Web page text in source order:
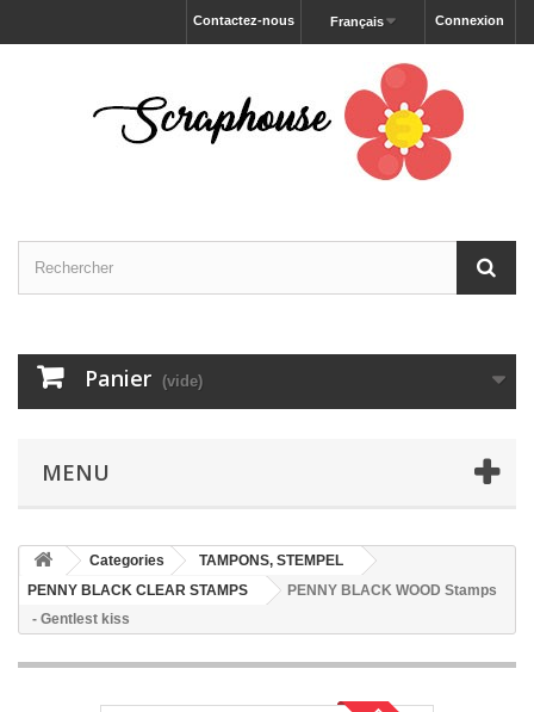
Connexion
Français
Contactez-nous
Panier (vide)
MENU
Categories
TAMPONS, STEMPEL
PENNY BLACK CLEAR STAMPS
PENNY BLACK WOOD Stamps
- Gentlest kiss